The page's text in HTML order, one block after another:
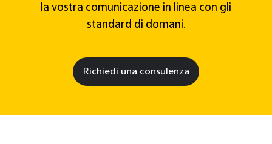
la vostra comunicazione in linea con gli
standard di domani.
Richiedi una consulenza